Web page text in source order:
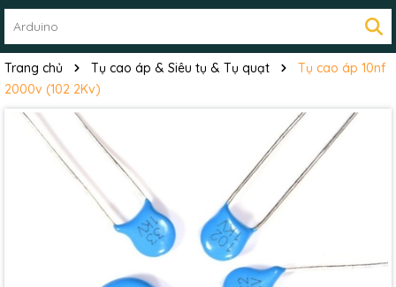
Trang chủ Tụ cao áp & Siêu tụ & Tụ quạt
Tụ cao áp 10nf
2000v (102 2Kv)